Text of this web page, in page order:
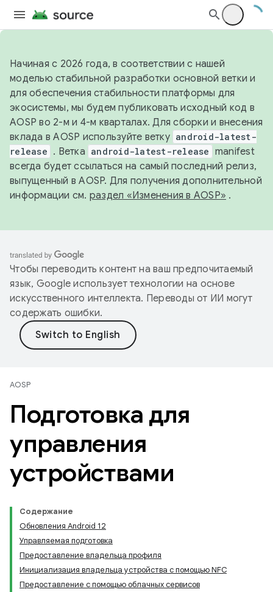
Начиная с 2026 года, в соответствии с нашей
моделью стабильной разработки основной ветки и
для обеспечения стабильности платформы для
экосистемы, мы будем публиковать исходный код в
AOSP во 2-м и 4-м кварталах. Для сборки и внесения
вклада в AOSP используйте ветку android-latest-
release . Ветка android-latest-release manifest
всегда будет ссылаться на самый последний релиз,
выпущенный в AOSP. Для получения дополнительной
информации см. раздел «Изменения в AOSP» .
Чтобы переводить контент на ваш предпочитаемый
язык, Google использует технологии на основе
искусственного интеллекта. Переводы от ИИ могут
содержать ошибки.
AOSP
Подготовка для
управления
устройствами
Содержание
Обновления Android 12
Управляемая подготовка
Предоставление владельца профиля
Инициализация владельца устройства с помощью NFC
Предоставление с помощью облачных сервисов